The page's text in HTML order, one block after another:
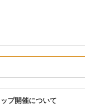
プ開催について